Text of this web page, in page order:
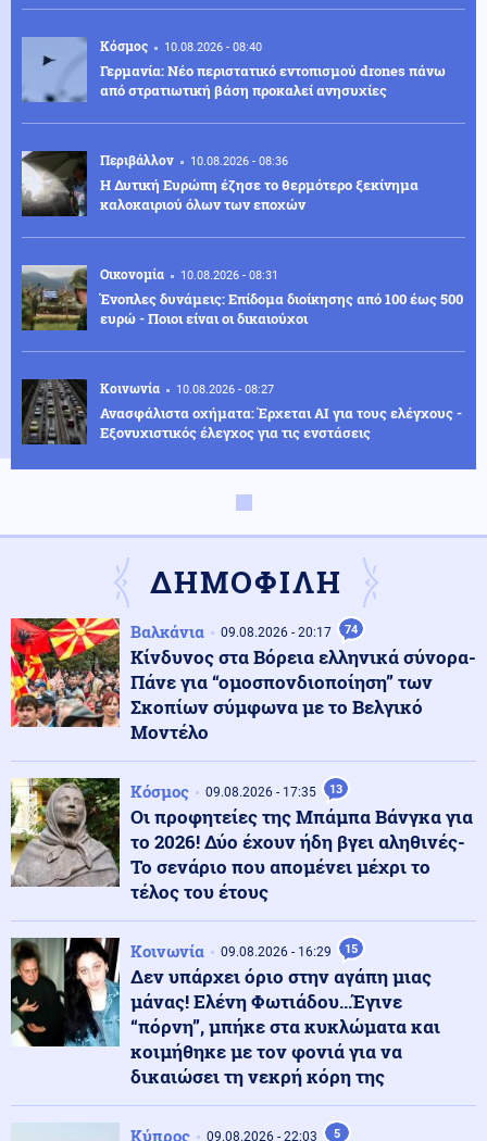
Κόσμος 10.08.2026 - 08:40
Γερμανία: Νέο περιστατικό εντοπισμού drones πάνω
από στρατιωτική βάση προκαλεί ανησυχίες
Περιβάλλον 10.08.2026 - 08:36
Η Δυτική Ευρώπη έζησε το θερμότερο ξεκίνημα
καλοκαιριού όλων των εποχών
Οικονομία 10.08.2026 - 08:31
Ένοπλες δυνάμεις: Επίδομα διοίκησης από 100 έως 500
ευρώ - Ποιοι είναι οι δικαιούχοι
Κοινωνία 10.08.2026 - 08:27
Ανασφάλιστα οχήματα: Έρχεται ΑΙ για τους ελέγχους -
Εξονυχιστικός έλεγχος για τις ενστάσεις
Εσωτερική Ασφάλεια 10.08.2026 - 08:24
Φωτιά τώρα στον Κουβαρά
Ρωσία 10.08.2026 - 08:16
πυραύλων που ισοπεδώνουν τα πάντα
Κοινωνία 10.08.2026 - 08:16
Άγρια καταδίωξη έξω από το ΑΧΕΠΑ στη Θεσσαλονίκη
Ένοπλες Συρράξεις 10.08.2026 - 08:04
Ουκρανία: Πέντε τραυματίες από ρωσικές
κατευθυνόμενες βόμβες στην πόλη Σούμι
Ένοπλες Συρράξεις 10.08.2026 - 08:00
ΔΗΜΟΦΙΛΗ
Βαλκάνια 09.08.2026 - 20:17 74
Κίνδυνος στα Βόρεια ελληνικά σύνορα-
Πάνε για “ομοσπονδιοποίηση” των
Σκοπίων σύμφωνα με το Βελγικό
Μοντέλο
Κόσμος 09.08.2026 - 17:35 13
Οι προφητείες της Μπάμπα Βάνγκα για
το 2026! Δύο έχουν ήδη βγει αληθινές-
Το σενάριο που απομένει μέχρι το
τέλος του έτους
Κοινωνία 09.08.2026 - 16:29 15
Δεν υπάρχει όριο στην αγάπη μιας
μάνας! Ελένη Φωτιάδου...Έγινε
“πόρνη”, μπήκε στα κυκλώματα και
κοιμήθηκε με τον φονιά για να
δικαιώσει τη νεκρή κόρη της
Κύπρος 09.08.2026 - 22:03 5